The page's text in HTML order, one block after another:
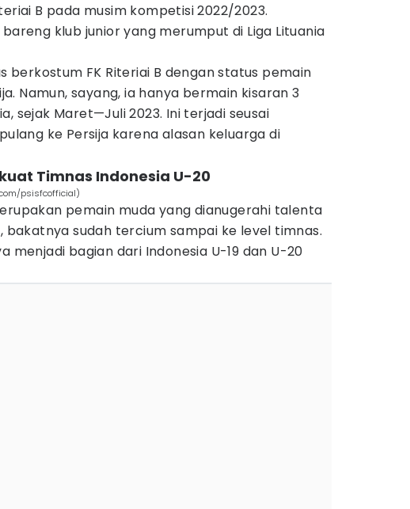
B pada musim kompetisi 2022/2023.
klub junior yang merumput di Liga Lituania
berkostum FK Riteriai B dengan status pemain
Namun, sayang, ia hanya bermain kisaran 3
sejak Maret—Juli 2023. Ini terjadi seusai
ke Persija karena alasan keluarga di
Timnas Indonesia U-20
psisfcofficial)
pemain muda yang dianugerahi talenta
bakatnya sudah tercium sampai ke level timnas.
menjadi bagian dari Indonesia U-19 dan U-20